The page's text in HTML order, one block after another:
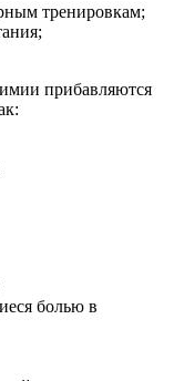
тренировкам;
прибавляются
болью в